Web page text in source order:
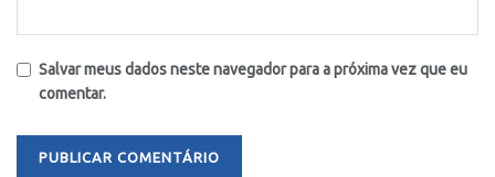
Salvar meus dados neste navegador para a próxima vez que eu
comentar.